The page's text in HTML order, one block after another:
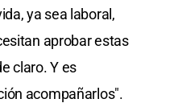
ya sea laboral,
aprobar estas
claro. Y es
acompañarlos".